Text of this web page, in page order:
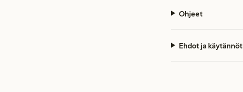
Ohjeet
Ehdot ja käytännöt